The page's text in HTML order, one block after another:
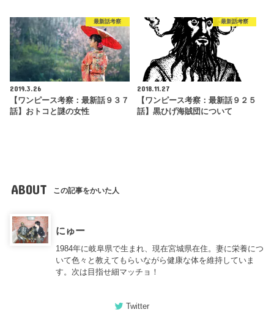
最新話考察
2019.3.26
【ワンピース考察：最新話９３７
話】おトコと謎の女性
最新話考察
2018.11.27
【ワンピース考察：最新話９２５
話】黒ひげ海賊団について
ABOUT この記事をかいた人
にゅー
1984年に岐阜県で生まれ、現在宮城県在住。妻に栄養につ
いて色々と教えてもらいながら健康な体を維持していま
す。次は目指せ細マッチョ！
Twitter